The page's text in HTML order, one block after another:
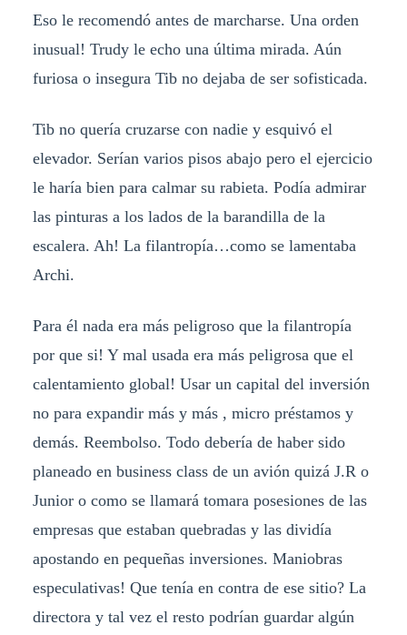
Eso le recomendó antes de marcharse. Una orden
inusual! Trudy le echo una última mirada. Aún
furiosa o insegura Tib no dejaba de ser sofisticada.
Tib no quería cruzarse con nadie y esquivó el
elevador. Serían varios pisos abajo pero el ejercicio
le haría bien para calmar su rabieta. Podía admirar
las pinturas a los lados de la barandilla de la
escalera. Ah! La filantropía…como se lamentaba
Archi.
Para él nada era más peligroso que la filantropía
por que si! Y mal usada era más peligrosa que el
calentamiento global! Usar un capital del inversión
no para expandir más y más , micro préstamos y
demás. Reembolso. Todo debería de haber sido
planeado en business class de un avión quizá J.R o
Junior o como se llamará tomara posesiones de las
empresas que estaban quebradas y las dividía
apostando en pequeñas inversiones. Maniobras
especulativas! Que tenía en contra de ese sitio? La
directora y tal vez el resto podrían guardar algún